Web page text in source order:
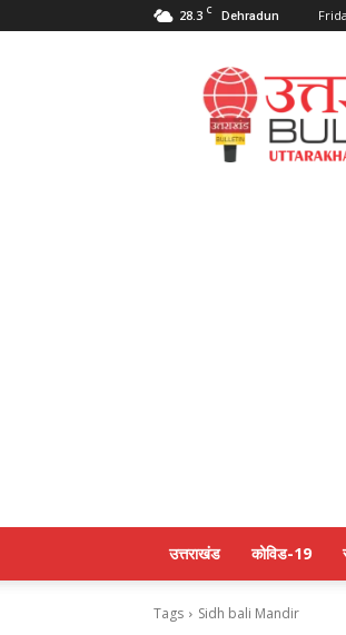
28.3 C Dehradun
उत्तराखंड कोविड-19
Tags Sidh bali Mandir